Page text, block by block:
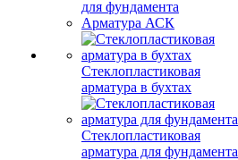
для фундамента
Арматура АСК
Стеклопластиковая
арматура в бухтах
Стеклопластиковая
арматура для фундамента